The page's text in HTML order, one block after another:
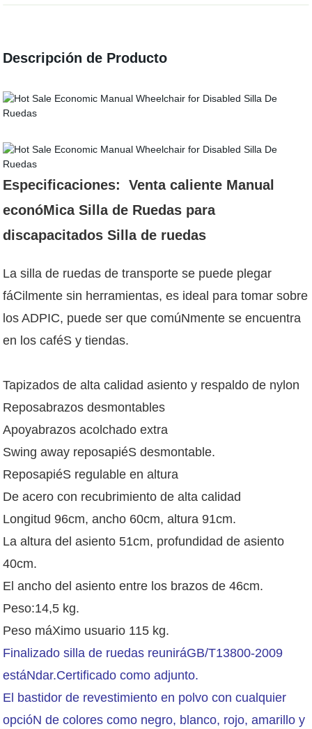
Descripción de Producto
Especificaciones:
Venta caliente Manual
econóMica Silla de Ruedas para
discapacitados Silla de ruedas
La silla de ruedas de transporte se puede plegar
fáCilmente sin herramientas, es ideal para tomar sobre
los ADPIC, puede ser que comúNmente se encuentra
en los caféS y tiendas.
Tapizados de alta calidad asiento y respaldo de nylon
Reposabrazos desmontables
Apoyabrazos acolchado extra
Swing away reposapiéS desmontable.
ReposapiéS regulable en altura
De acero con recubrimiento de alta calidad
Longitud 96cm, ancho 60cm, altura 91cm.
La altura del asiento 51cm, profundidad de asiento
40cm.
El ancho del asiento entre los brazos de 46cm.
Peso:14,5 kg.
Peso máXimo usuario 115 kg.
Finalizado silla de ruedas reuniráGB/T13800-2009
estáNdar.Certificado como adjunto.
El bastidor de revestimiento en polvo con cualquier
opcióN de colores como negro, blanco, rojo, amarillo y